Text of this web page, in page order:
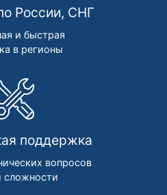
России, СНГ
и быстрая
в регионы
поддержка
вопросов
сложности